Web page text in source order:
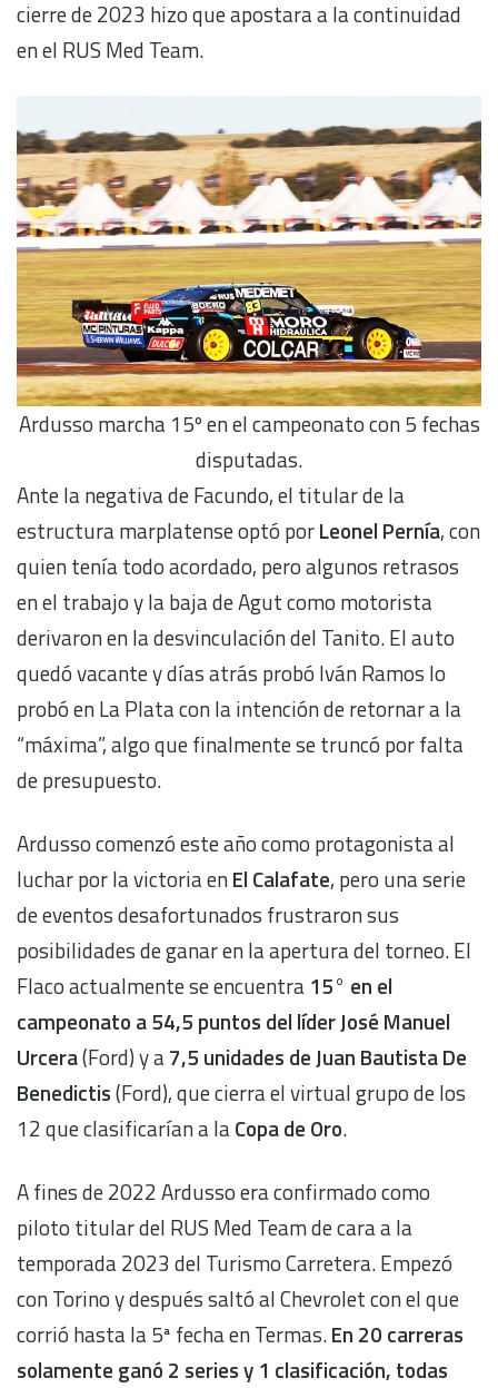
cierre de 2023 hizo que apostara a la continuidad
en el RUS Med Team.
Ardusso marcha 15º en el campeonato con 5 fechas
disputadas.
Ante la negativa de Facundo, el titular de la
estructura marplatense optó porLeonel Pernía, con
quien tenía todo acordado, pero algunos retrasos
en el trabajo y la baja deAgut como motorista
derivaron en la desvinculación del Tanito. El auto
quedó vacante y días atrás probó Iván Ramos lo
probó en La Plata con la intención de retornar a la
“máxima”, algo que finalmente se truncó por falta
de presupuesto.
Ardusso comenzó este año como protagonista al
luchar por la victoria enEl Calafate, pero una serie
de eventos desafortunados frustraron sus
posibilidades de ganar en la apertura del torneo. El
Flaco actualmente se encuentra 15° en el
campeonato a 54,5 puntos del líder José Manuel
Urcera(Ford) y a7,5 unidades de Juan Bautista De
Benedictis(Ford), que cierra el virtual grupo de los
12 que clasificarían a laCopa de Oro.
A fines de 2022 Ardusso era confirmado como
piloto titular del RUS Med Team de cara a la
temporada 2023 del Turismo Carretera. Empezó
con Torino y después saltó al Chevrolet con el que
corrió hasta la 5ª fecha en Termas.En 20 carreras
solamente ganó 2 series y 1 clasificación, todas